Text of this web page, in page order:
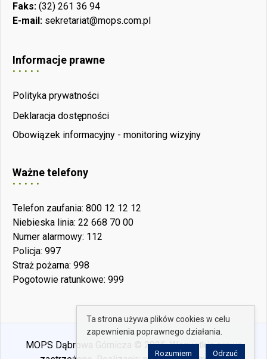
Faks: (32) 261 36 94
E-mail: sekretariat@mops.com.pl
Informacje prawne
Polityka prywatności
Deklaracja dostępności
Obowiązek informacyjny - monitoring wizyjny
Ważne telefony
Telefon zaufania: 800 12 12 12
Niebieska linia: 22 668 70 00
Numer alarmowy: 112
Policja: 997
Straż pożarna: 998
Pogotowie ratunkowe: 999
MOPS Dąbrowa Górnicza © 2026. Wszystkie prawa
Ta strona używa plików cookies w celu
zapewnienia poprawnego działania.
Rozumiem Odrzuć